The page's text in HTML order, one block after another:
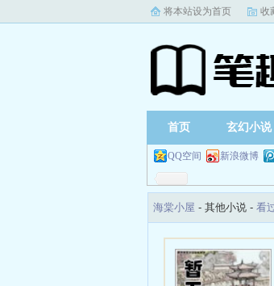
将本站设为首页 收
首页 玄幻小说
QQ空间 新浪微博
海棠小屋 - 其他小说 - 看